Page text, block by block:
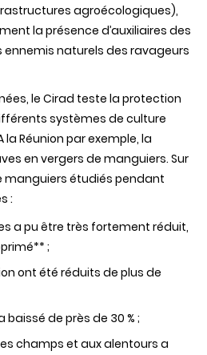
agroécologiques),
la présence d’auxiliaires des
ennemis naturels des ravageurs
le Cirad teste la protection
systèmes de culture
Réunion par exemple, la
en vergers de manguiers. Sur
manguiers étudiés pendant
:
a pu être très fortement réduit,
;
ont été réduits de plus de
de près de 30 % ;
champs et aux alentours a